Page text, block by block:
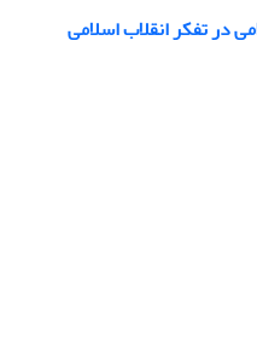
در تفکر انقلاب اسلامی